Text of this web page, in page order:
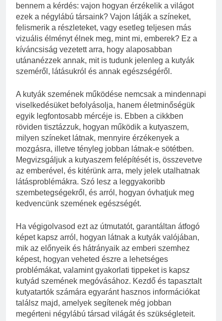
bennem a kérdés: vajon hogyan érzékelik a világot
ezek a négylábú társaink? Vajon látják a színeket,
felismerik a részleteket, vagy esetleg teljesen más
vizuális élményt élnek meg, mint mi, emberek? Ez a
kíváncsiság vezetett arra, hogy alaposabban
utánanézzek annak, mit is tudunk jelenleg a kutyák
szeméről, látásukról és annak egészségéről.
A kutyák szemének működése nemcsak a mindennapi
viselkedésüket befolyásolja, hanem életminőségük
egyik legfontosabb mércéje is. Ebben a cikkben
röviden tisztázzuk, hogyan működik a kutyaszem,
milyen színeket látnak, mennyire érzékenyek a
mozgásra, illetve tényleg jobban látnak-e sötétben.
Megvizsgáljuk a kutyaszem felépítését is, összevetve
az emberével, és kitérünk arra, mely jelek utalhatnak
látásproblémákra. Szó lesz a leggyakoribb
szembetegségekről, és arról, hogyan óvhatjuk meg
kedvencünk szemének egészségét.
Ha végigolvasod ezt az útmutatót, garantáltan átfogó
képet kapsz arról, hogyan látnak a kutyák valójában,
mik az előnyeik és hátrányaik az emberi szemhez
képest, hogyan veheted észre a lehetséges
problémákat, valamint gyakorlati tippeket is kapsz
kutyád szemének megóvásához. Kezdő és tapasztalt
kutyatartók számára egyaránt hasznos információkat
találsz majd, amelyek segítenek még jobban
megérteni négylábú társad világát és szükségleteit.